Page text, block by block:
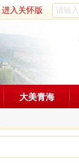
进入关怀版
大美青海